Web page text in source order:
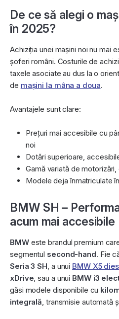
De ce să alegi o
în 2025?
Achiziția unei mașini noi nu mai
șoferi români. Costurile de
taxele asociate au dus la o
de mașini la mâna a doua.
Avantajele sunt clare:
Prețuri mai accesibile cu
noi
Dotări superioare,
Gamă variată de
Modele deja înmatriculate
BMW SH –
acum mai accesibile
BMWeste brandul premium
segmentul second-hand. Fie
Seria 3 SH , a unui BMW X5
xDrive , sau a unui BMW i3
găsi modele disponibile cu
integrală , transmisie automată